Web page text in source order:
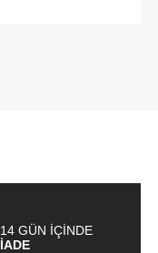
14 GÜN İÇİNDE
İADE